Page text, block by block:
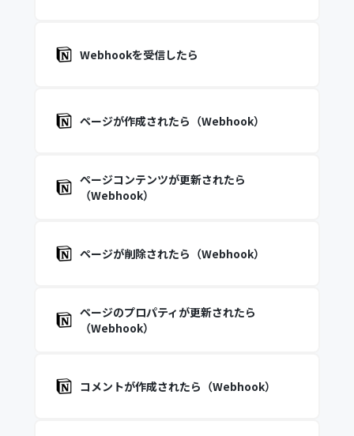
Webhookを受信したら
ページが作成されたら（Webhook）
ページコンテンツが更新されたら
（Webhook）
ページが削除されたら（Webhook）
ページのプロパティが更新されたら
（Webhook）
コメントが作成されたら（Webhook）